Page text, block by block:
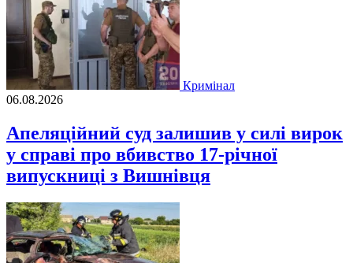
Кримінал
06.08.2026
Апеляційний суд залишив у силі вирок
у справі про вбивство 17-річної
випускниці з Вишнівця